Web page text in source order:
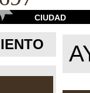
CIUDAD